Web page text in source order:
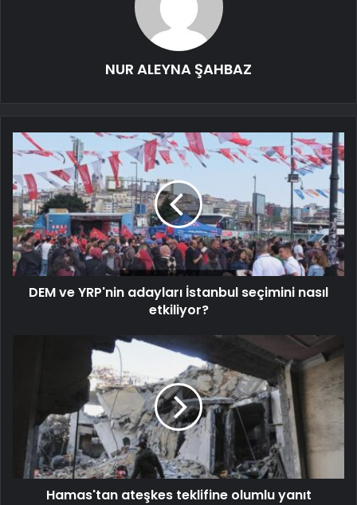
NUR ALEYNA ŞAHBAZ
DEM ve YRP'nin adayları İstanbul seçimini nasıl
etkiliyor?
Hamas'tan ateşkes teklifine olumlu yanıt